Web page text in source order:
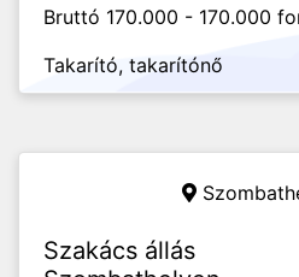
Bruttó 170.000 - 170.000
Takarító, takarítónő
Szakács állás